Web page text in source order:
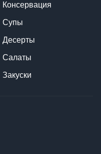
Консервация
Супы
Десерты
Салаты
Закуски